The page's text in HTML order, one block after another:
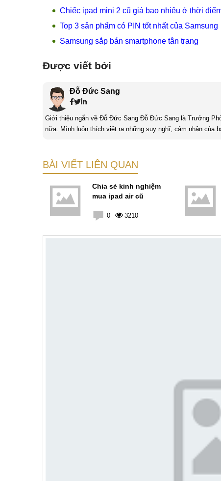
Chiếc ipad mini 2 cũ giá bao nhiêu ở thời
Top 3 sản phẩm có PIN tốt nhất của Samsung
Samsung sắp bán smartphone tân trang
Được viết bởi
Đỗ Đức Sang
Giới thiệu ngắn về Đỗ Đức Sang Đỗ Đức Sang là Trưởng Phòng Content Marketing của MobileCity. Mình rất thích sách và cũng thích viết
nữa. Mình luôn thích viết ra những suy nghĩ, cảm nhận của
BÀI VIẾT LIÊN QUAN
Chia sẻ kinh nghiệm
mua ipad air cũ
0 3210